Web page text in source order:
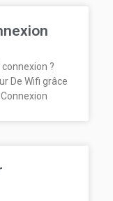
?
De Wifi grâce